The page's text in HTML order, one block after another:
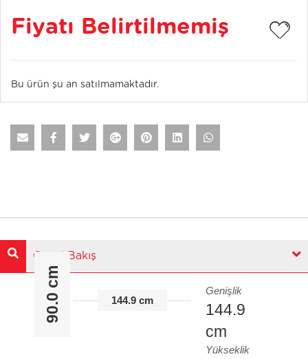
Fiyatı Belirtilmemiş
Bu ürün şu an satılmamaktadır.
Genel Bakış
90.0 cm 144.9 cm
Genişlik
144.9
cm
Yükseklik